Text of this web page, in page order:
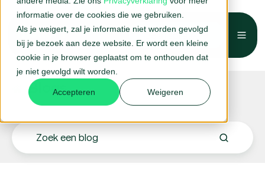
informatie over de cookies die we gebruiken.
Als je weigert, zal je informatie niet worden gevolgd
bij je bezoek aan deze website. Er wordt een kleine
cookie in je browser geplaatst om te onthouden dat
je niet gevolgd wilt worden.
Accepteren Weigeren
Belafspraak →
Blogs.